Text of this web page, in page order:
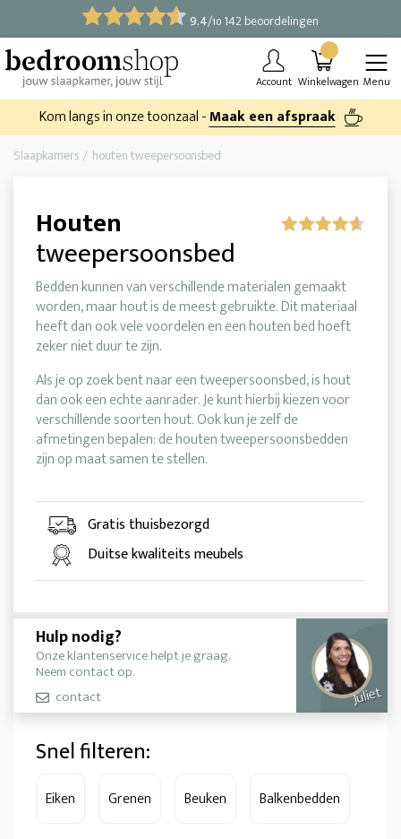
9.4/10 142 beoordelingen
Account Winkelwagen Menu
Kom langs in onze toonzaal -Maak een afspraak
Slaapkamers houten tweepersoonsbed
Houten
tweepersoonsbed
Bedden kunnen van verschillende materialen gemaakt
worden, maar hout is de meest gebruikte. Dit materiaal
heeft dan ook vele voordelen en een houten bed hoeft
zeker niet duur te zijn.
Als je op zoek bent naar een tweepersoonsbed, is hout
dan ook een echte aanrader. Je kunt hierbij kiezen voor
verschillende soorten hout. Ook kun je zelf de
afmetingen bepalen: de houten tweepersoonsbedden
zijn op maat samen te stellen.
Gratis thuisbezorgd
Duitse kwaliteits meubels
Hulp nodig?
Onze klantenservice helpt je graag.
Neem contact op.
contact
Juliet
Snel filteren:
Eiken Grenen Beuken Balkenbedden